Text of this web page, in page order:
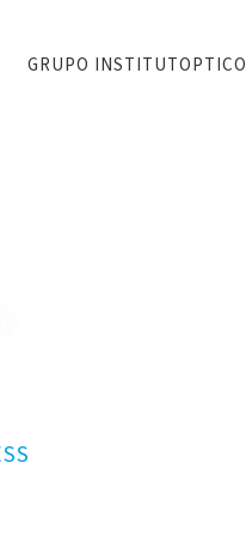
GRUPO INSTITUTOPTICO